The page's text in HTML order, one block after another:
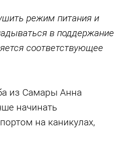
режим питания и
в поддержание
соответствующее
из Самары Анна
начинать
на каникулах,